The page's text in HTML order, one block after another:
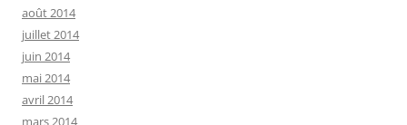
août 2014
juillet 2014
juin 2014
mai 2014
avril 2014
mars 2014